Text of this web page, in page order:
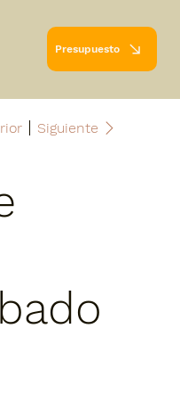
Presupuesto
Siguiente